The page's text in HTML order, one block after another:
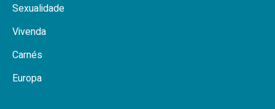
Sexualidade
Vivenda
Carnés
Europa